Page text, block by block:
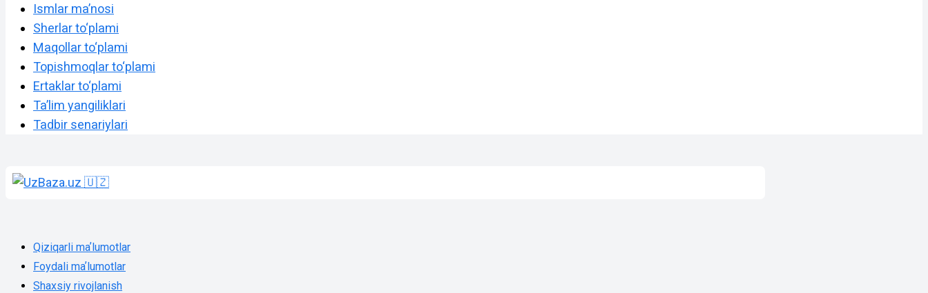
Ismlar maʼnosi
Sherlar to‘plami
Maqollar to‘plami
Topishmoqlar to‘plami
Ertaklar to‘plami
Taʼlim yangiliklari
Tadbir senariylari
Qiziqarli maʼlumotlar
Foydali maʼlumotlar
Shaxsiy rivojlanish